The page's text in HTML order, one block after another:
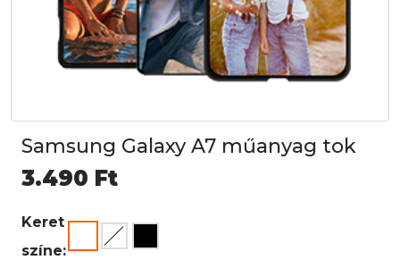
Samsung Galaxy A7 műanyag tok
3.490 Ft
Keret
színe: